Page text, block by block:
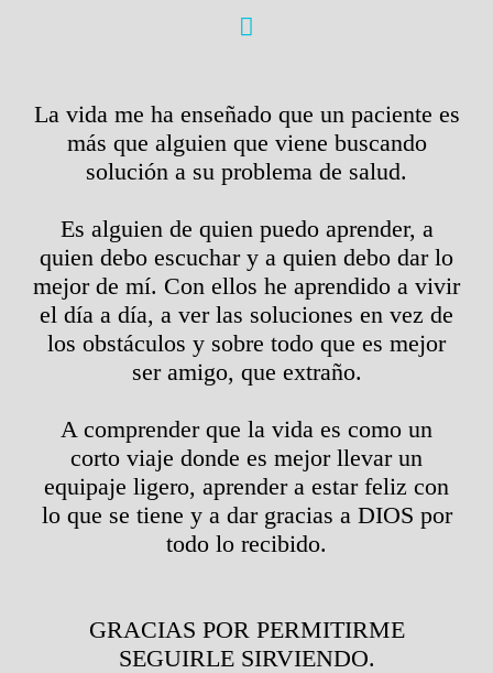
La vida me ha enseñado que un paciente es
más que alguien que viene buscando
solución a su problema de salud.
Es alguien de quien puedo aprender, a
quien debo escuchar y a quien debo dar lo
mejor de mí. Con ellos he aprendido a vivir
el día a día, a ver las soluciones en vez de
los obstáculos y sobre todo que es mejor
ser amigo, que extraño.
A comprender que la vida es como un
corto viaje donde es mejor llevar un
equipaje ligero, aprender a estar feliz con
lo que se tiene y a dar gracias a DIOS por
todo lo recibido.
GRACIAS POR PERMITIRME
SEGUIRLE SIRVIENDO.